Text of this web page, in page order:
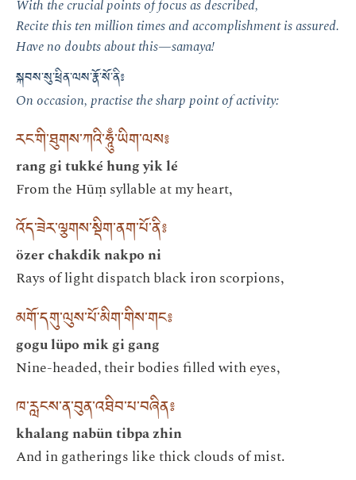
With the crucial points of focus as described,
Recite this ten million times and accomplishment is assured.
Have no doubts about this—samaya!
སྐབས་སུ་ཕྲིན་ལས་རྣོ་སོ་ནི༔
On occasion, practise the sharp point of activity:
རང་གི་ཐུགས་ཀའི་ཧཱུྃ་ཡིག་ལས༔
rang gi tukké hung yik lé
From the Hūṃ syllable at my heart,
འོད་ཟེར་ལྕགས་སྡིག་ནག་པོ་ནི༔
özer chakdik nakpo ni
Rays of light dispatch black iron scorpions,
མགོ་དགུ་ལུས་པོ་མིག་གིས་གང༔
gogu lüpo mik gi gang
Nine-headed, their bodies filled with eyes,
ཁ་རླངས་ན་བུན་འཐིབ་པ་བཞིན༔
khalang nabün tibpa zhin
And in gatherings like thick clouds of mist.